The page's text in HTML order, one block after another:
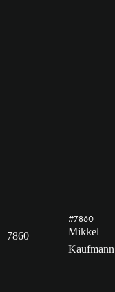
7860
#7860
Mikkel
Kaufmann